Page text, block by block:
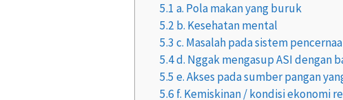
5.1 a. Pola makan yang buruk
5.2 b. Kesehatan mental
5.3 c. Masalah pada sistem
5.4d. Nggak mengasup ASI dengan
5.5 e. Akses pada sumber pangan
5.6 f. Kemiskinan / kondisi ekonomi